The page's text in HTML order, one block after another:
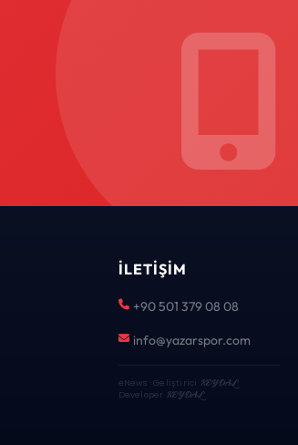
İLETIŞIM
+90 501 379 08 08
info@yazarspor.com
eNews · Geliştirici KEYDAL·
Developer KEYDAL